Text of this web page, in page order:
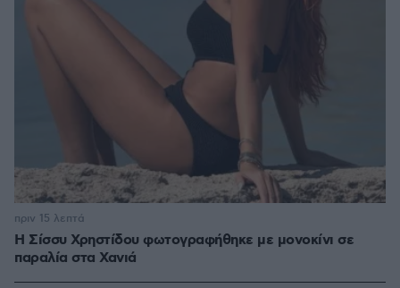
Η Σίσσυ Χρηστίδου φωτογραφήθηκε με μονοκίνι σε
παραλία στα Χανιά
πριν 15 λεπτά